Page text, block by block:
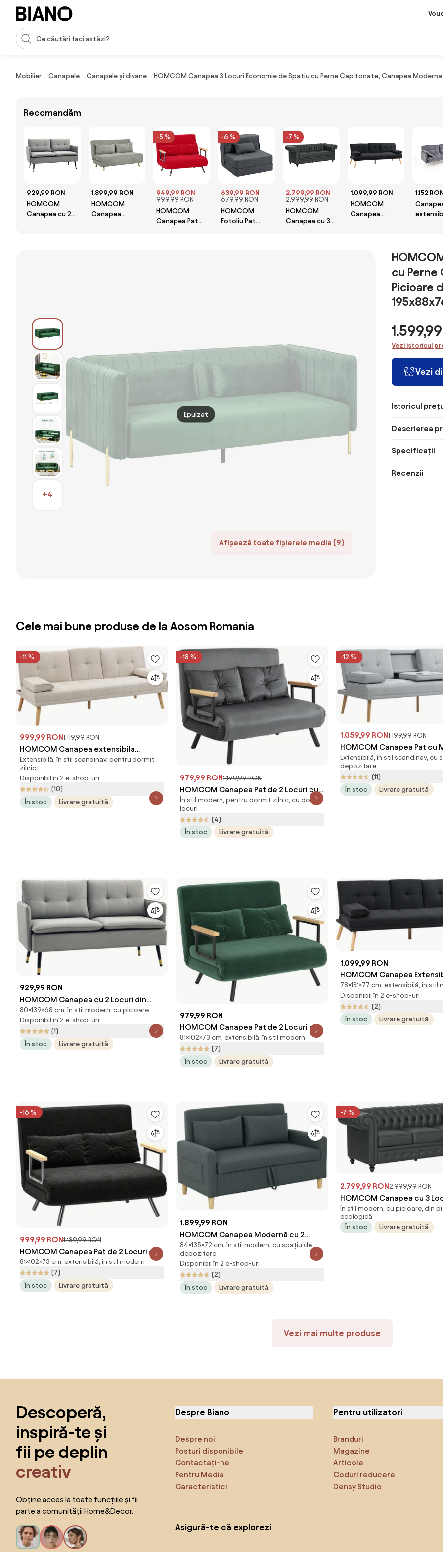
Sari peste navigare, accesează conținutul
Introducerea căutării
Mobilier Canapele Canapele și divane HOMCOM Canapea 3 Locuri Economie de Spatiu cu Perne Capitonate, Canapea
Recomandăm
929,99 RON
HOMCOM
Canapea cu 2
Gri | Aosom
Romania
1.899,99 RON
HOMCOM
Canapea
-5 %
949,99 RON
999,99 RON
HOMCOM
Canapea Pat
-6 %
639,99 RON
679,99 RON
HOMCOM
Fotoliu Pat
Aosom Romania
-7 %
2.799,99 RON
2.999,99 RON
HOMCOM
Canapea cu 3
1.099,99 RON
HOMCOM
Canapea
Suport pentru
181x77x78 cm,
Aosom Romania
1.152 RON
+4
Afișează toate fișierele media (9)
Epuizat
cu
Picioare
Vezi istoricul
Vezi
Istoricul
Descrierea
Specificații
Recenzii
Cele mai bune produse de la Aosom Romania
-11 %
999,99 RON1.119,99 RON
HOMCOM Canapea extensibila
extensibila cu 3 locuri in stil scandinav,
cu 2 cotiere detasabile si tapiterie, bej
| Aosom Romania
Extensibilă, în stil scandinav, pentru dormit
zilnic
Disponibil în 2 e-shop-uri
(10)
În stoc
Livrare gratuită
-18 %
979,99 RON1.199,99 RON
HOMCOM Canapea Pat de 2 Locuri cu
Spătar Reglabil pe 5 Nivele și 2 Perne
din Material Capitonat, 102x73x81 cm,
Gri Închis | Aosom Romania
În stil modern, pentru dormit zilnic, cu două
locuri
(4)
În stoc
Livrare gratuită
-12 %
1.059,99 RON1.199,99 RON
HOMCOM Canapea Pat cu
Rasturnata si Picioare din
Gri deschis | Aosom
Extensibilă, în stil scandinav, cu
depozitare
(11)
În stoc
Livrare gratuită
929,99 RON
HOMCOM Canapea cu 2 Locuri din
Material Textil cu Perne Capitonate,
Canapea Modernă cu 2 Locuri cu
Picioare din Oțel 139x68x80cm, Gri |
Aosom Romania
80×139×68 cm, în stil modern, cu picioare
Disponibil în 2 e-shop-uri
(1)
În stoc
Livrare gratuită
979,99 RON
HOMCOM Canapea Pat de 2 Locuri cu
Spătar Reglabil pe 5 Nivele, Canapea
Pat Pliabilă cu 2 Perne, 102x73x81 cm,
Verde | Aosom Romania
81×102×73 cm, extensibilă, în stil modern
(7)
În stoc
Livrare gratuită
1.099,99 RON
HOMCOM Canapea
Locuri, 2 Brațe Detașabile
pentru Pahare, 181x77x78
antracit | Aosom Romania
78×181×77 cm, extensibilă, în stil
Disponibil în 2 e-shop-uri
(2)
În stoc
Livrare gratuită
-16 %
999,99 RON1.189,99 RON
HOMCOM Canapea Pat de 2 Locuri cu
Spătar Reglabil pe 5 Nivele și 2 Perne
din Material Capitonat, 102x73x81 cm,
Negru | Aosom Romania
81×102×73 cm, extensibilă, în stil modern
(7)
În stoc
Livrare gratuită
1.899,99 RON
HOMCOM Canapea Modernă cu 2
Locuri, Brațe, 2 Perne Detașabile și
Spațiu pentru Depozitare, 135x72x84
cm, Gri | Aosom Romania
84×135×72 cm, în stil modern, cu spațiu de
depozitare
Disponibil în 2 e-shop-uri
(2)
În stoc
Livrare gratuită
-7 %
2.799,99 RON2.999,99 RON
HOMCOM Canapea cu 3
Tapițerie Groasă,
| Aosom Romania
În stil modern, cu picioare, din
ecologică
În stoc
Livrare gratuită
Vezi mai multe produse
Descoperă,
inspiră-te și
fii pe deplin
creativ
Obține acces la toate funcțiile și fii
parte a comunității Home&Decor.
Despre Biano
Despre noi
Posturi disponibile
Contactați-ne
Pentru Media
Caracteristici
Pentru utilizatori
Branduri
Magazine
Articole
Coduri reducere
Densy Studio
Asigură-te că explorezi